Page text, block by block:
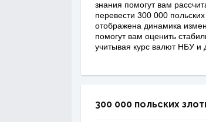
знания помогут вам
перевести 300 000
отображена динамика
помогут вам оценить
учитывая курс валют НБУ и
300 000 польских